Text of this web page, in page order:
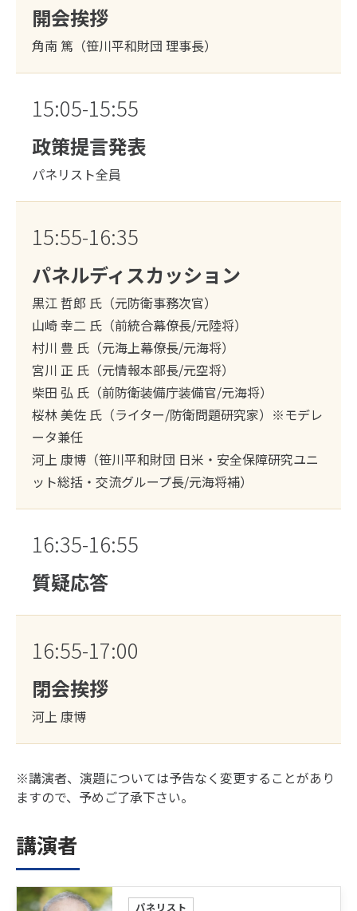
開会挨拶
角南 篤（笹川平和財団 理事長）
15:05-15:55
政策提言発表
パネリスト全員
15:55-16:35
パネルディスカッション
黒江 哲郎 氏（元防衛事務次官）
山崎 幸二 氏（前統合幕僚長/元陸将）
村川 豊 氏（元海上幕僚長/元海将）
宮川 正 氏（元情報本部長/元空将）
柴田 弘 氏（前防衛装備庁装備官/元海将）
桜林 美佐 氏（ライター/防衛問題研究家）※モデレ
ータ兼任
河上 康博（笹川平和財団 日米・安全保障研究ユニ
ット総括・交流グループ長/元海将補）
16:35-16:55
質疑応答
16:55-17:00
閉会挨拶
河上 康博
※講演者、演題については予告なく変更することがあり
ますので、予めご了承下さい。
講演者
パネリスト